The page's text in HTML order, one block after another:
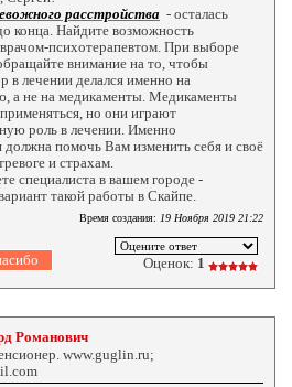
расстройства - осталась
конца. Найдите возможность
психотерапевтом. При выборе
внимание на то, чтобы
в лечении делался именно на
а не на медикаменты. Медикаменты
но они играют
роль в лечении. Именно
должна помочь Вам изменить себя и своё
и страхам.
специалиста в вашем городе -
такой работы в Скайпе.
Время создания: 19 Ноября 2019 21:22
Оценок: 1
Романович
www.guglin.ru;